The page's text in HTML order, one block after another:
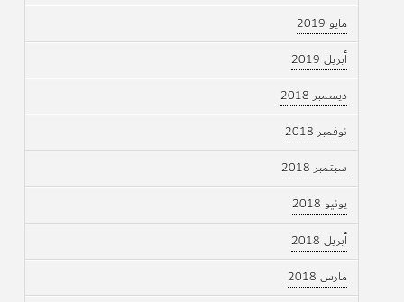
مايو 2019
أبريل 2019
ديسمبر 2018
نوفمبر 2018
سبتمبر 2018
يونيو 2018
أبريل 2018
مارس 2018